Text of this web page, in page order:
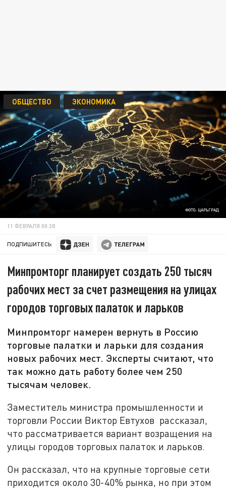
ФОТО: ЦАРЬГРАД
ОБЩЕСТВО ЭКОНОМИКА
11 ФЕВРАЛЯ 00:38
ПОДПИШИТЕСЬ:
Минпромторг планирует создать 250 тысяч
рабочих мест за счет размещения на улицах
городов торговых палаток и ларьков
Минпромторг намерен вернуть в Россию
торговые палатки и ларьки для создания
новых рабочих мест. Эксперты считают, что
так можно дать работу более чем 250
тысячам человек.
Заместитель министра промышленности и
торговли России Виктор Евтухов рассказал,
что рассматривается вариант возращения на
улицы городов торговых палаток и ларьков.
Он рассказал, что на крупные торговые сети
приходится около 30-40% рынка, но при этом